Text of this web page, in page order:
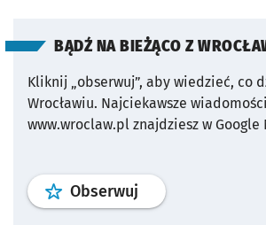
BĄDŹ NA BIEŻĄCO Z
Kliknij „obserwuj”, aby wiedzieć, co
Wrocławiu. Najciekawsze
www.wroclaw.pl znajdziesz w Google
Obserwuj profil